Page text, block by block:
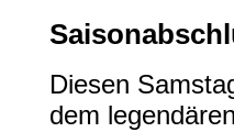
Diesen
dem